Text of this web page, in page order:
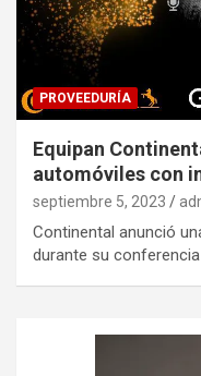
PROVEEDURÍA
Equipan
automóviles con
septiembre 5, 2023
Continental anunció
durante su